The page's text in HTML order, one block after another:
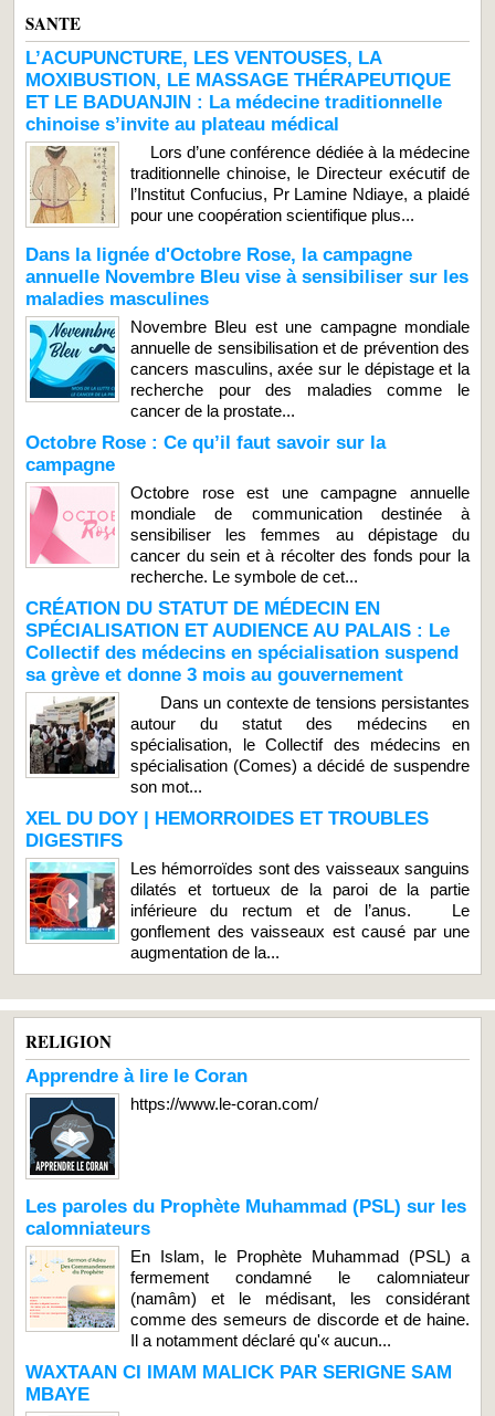
SANTE
L’ACUPUNCTURE, LES VENTOUSES, LA
MOXIBUSTION, LE MASSAGE THÉRAPEUTIQUE
ET LE BADUANJIN : La médecine traditionnelle
chinoise s’invite au plateau médical
Lors d’une conférence dédiée à la médecine
traditionnelle chinoise, le Directeur exécutif de
l’Institut Confucius, Pr Lamine Ndiaye, a plaidé
pour une coopération scientifique plus...
Dans la lignée d'Octobre Rose, la campagne
annuelle Novembre Bleu vise à sensibiliser sur les
maladies masculines
Novembre Bleu est une campagne mondiale
annuelle de sensibilisation et de prévention des
cancers masculins, axée sur le dépistage et la
recherche pour des maladies comme le
cancer de la prostate...
Octobre Rose : Ce qu’il faut savoir sur la
campagne
Octobre rose est une campagne annuelle
mondiale de communication destinée à
sensibiliser les femmes au dépistage du
cancer du sein et à récolter des fonds pour la
recherche. Le symbole de cet...
CRÉATION DU STATUT DE MÉDECIN EN
SPÉCIALISATION ET AUDIENCE AU PALAIS : Le
Collectif des médecins en spécialisation suspend
sa grève et donne 3 mois au gouvernement
Dans un contexte de tensions persistantes
autour du statut des médecins en
spécialisation, le Collectif des médecins en
spécialisation (Comes) a décidé de suspendre
son mot...
XEL DU DOY | HEMORROIDES ET TROUBLES
DIGESTIFS
Les hémorroïdes sont des vaisseaux sanguins
dilatés et tortueux de la paroi de la partie
inférieure du rectum et de l’anus. Le
gonflement des vaisseaux est causé par une
augmentation de la...
RELIGION
Apprendre à lire le Coran
https://www.le-coran.com/
Les paroles du Prophète Muhammad (PSL) sur les
calomniateurs
En Islam, le Prophète Muhammad (PSL) a
fermement condamné le calomniateur
(namâm) et le médisant, les considérant
comme des semeurs de discorde et de haine.
Il a notamment déclaré qu'« aucun...
WAXTAAN CI IMAM MALICK PAR SERIGNE SAM
MBAYE